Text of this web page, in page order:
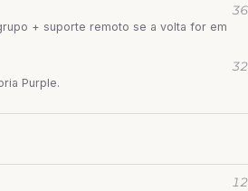
36
+ suporte remoto se a volta for em
32
Purple.
12